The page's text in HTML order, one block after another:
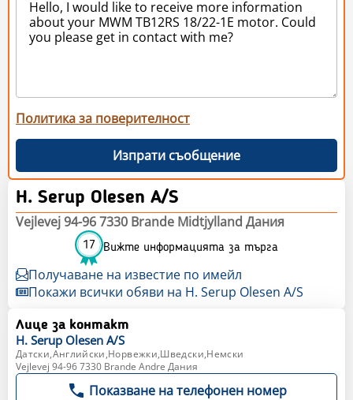
Политика за поверителност
Изпрати съобщение
H. Serup Olesen A/S
Vejlevej 94-96 7330 Brande Midtjylland Дания
17 Вижте информацията за търга
Получаване на известие по имейл
Покажи всички обяви на H. Serup Olesen A/S
Лице за контакт
H. Serup Olesen A/S
Датски,Английски,Норвежки,Шведски,Немски
Vejlevej 94-96 7330 Brande Andre Дания
Показване на телефонен номер